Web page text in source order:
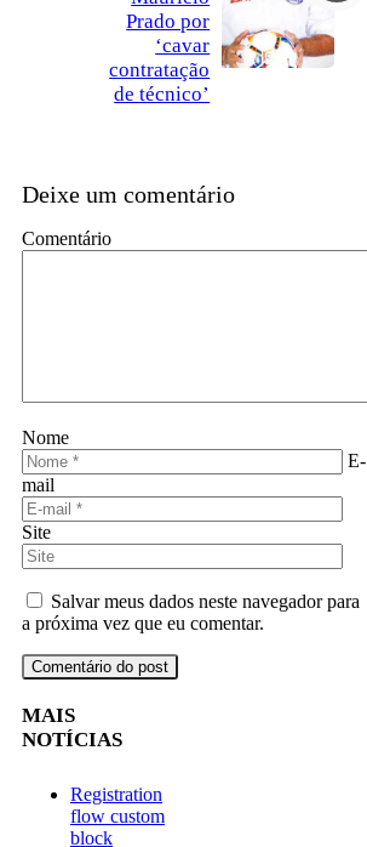
Prado por
‘cavar
contratação
de técnico’
Deixe um comentário
Comentário
Nome
E-
mail
Site
Salvar meus dados neste navegador para
a próxima vez que eu comentar.
MAIS
NOTÍCIAS
Registration
flow custom
block